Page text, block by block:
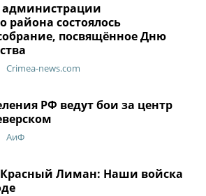
района состоялось
посвящённое Дню
Crimea-news.com
РФ ведут бои за центр
АиФ
Красный Лиман: Наши войска